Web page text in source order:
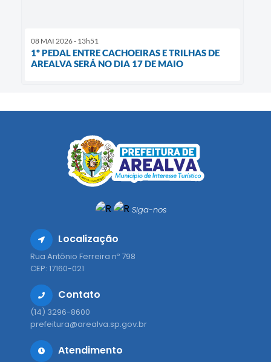
08 MAI 2026 - 13h51
1º PEDAL ENTRE CACHOEIRAS E TRILHAS DE
AREALVA SERÁ NO DIA 17 DE MAIO
Siga-nos
Localização
Rua Antônio Ferreira nº 798
CEP: 17160-021
Contato
(14) 3296-8600
prefeitura@arealva.sp.gov.br
Atendimento